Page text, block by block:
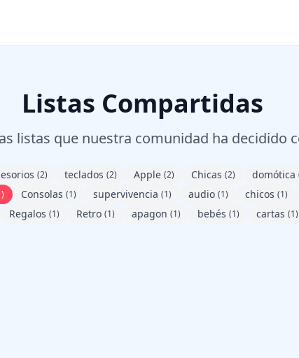
Listas Compartidas
listas que nuestra comunidad ha decidido
(2) teclados (2) Apple (2) Chicas (2) domótica
Consolas (1) supervivencia (1) audio (1) chicos (1)
Regalos (1) Retro (1) apagon (1) bebés (1) cartas (1)